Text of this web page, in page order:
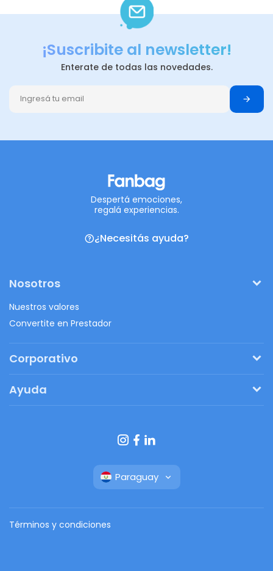
¡Suscribite al newsletter!
Enterate de todas las novedades.
Despertá emociones,
regalá experiencias.
¿Necesitás ayuda?
Nosotros
Nuestros valores
Convertite en Prestador
Corporativo
Regalos originales
Ayuda
Botón de arrepentimiento
Paraguay
Términos y condiciones